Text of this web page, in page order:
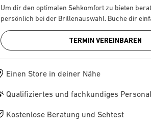
Um dir den optimalen Sehkomfort zu bieten
persönlich bei der Brillenauswahl. Buche dir
TERMIN VEREINBAREN
Einen Store in deiner Nähe
Qualifiziertes und fachkundiges Personal
Kostenlose Beratung und Sehtest